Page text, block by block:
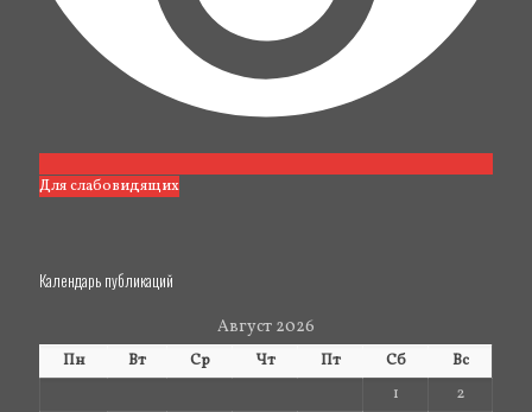
Для слабовидящих
Календарь публикаций
Август 2026
Пн Вт Ср Чт Пт Сб
Вс
1
2